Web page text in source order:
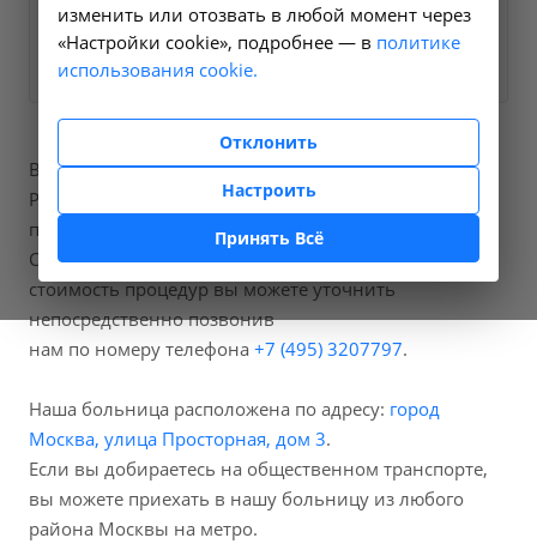
Заказать услугу
В нашей больнице вы можете пройти процедуры
Рентгенография всего черепа, в одной или более
проекциях, код по справочнику A06.03.005.
Стоимость составит от 1600 рублей, точную
стоимость процедур вы можете уточнить
непосредственно позвонив
нам по номеру телефона +7 (495) 3207797.
Наша больница расположена по адресу: город
Москва, улица Просторная, дом 3.
Если вы добираетесь на общественном транспорте,
вы можете приехать в нашу больницу из любого
района Москвы на метро.
изменить или отозвать в любой момент через
«Настройки cookie», подробнее — в политике
использования cookie.
Отклонить
Настроить
Принять Всё